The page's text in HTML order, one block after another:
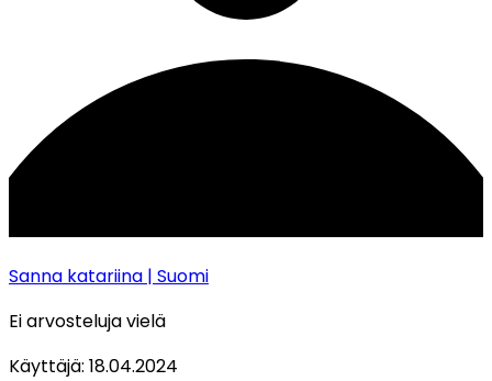
Sanna katariina | Suomi
Ei arvosteluja vielä
Käyttäjä: 18.04.2024